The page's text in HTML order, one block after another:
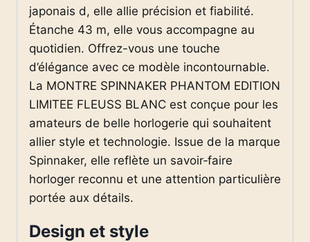
japonais d, elle allie précision et fiabilité.
Étanche 43 m, elle vous accompagne au
quotidien. Offrez-vous une touche
d’élégance avec ce modèle incontournable.
La MONTRE SPINNAKER PHANTOM EDITION
LIMITEE FLEUSS BLANC est conçue pour les
amateurs de belle horlogerie qui souhaitent
allier style et technologie. Issue de la marque
Spinnaker, elle reflète un savoir‑faire
horloger reconnu et une attention particulière
portée aux détails.
Design et style